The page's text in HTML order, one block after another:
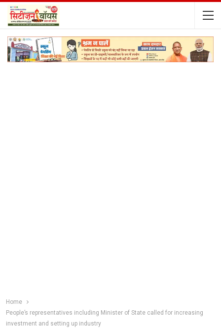
Home
People’s representatives including Minister of State called for increasing
investment and setting up industry